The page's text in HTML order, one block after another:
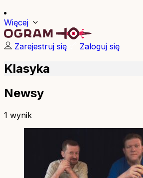
Więcej
Zarejestruj się Zaloguj się
Klasyka
Newsy
1 wynik